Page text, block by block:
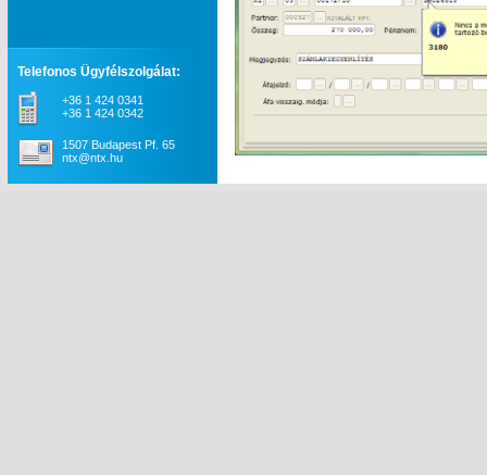
Telefonos Ügyfélszolgálat:
+36 1 424 0341
+36 1 424 0342
1507 Budapest Pf. 65
ntx@ntx.hu